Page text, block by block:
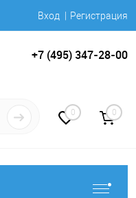
Вход Регистрация
+7 (495) 347-28-00
0 0